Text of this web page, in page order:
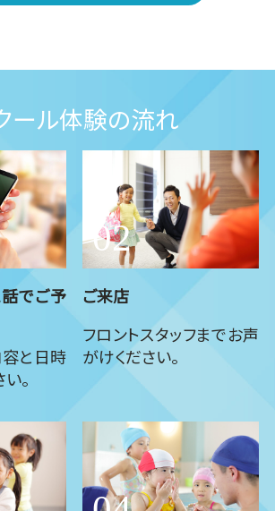
ール体験の流れ
でご予
と日時
。
ご来店
フロントスタッフまでお声
がけください。